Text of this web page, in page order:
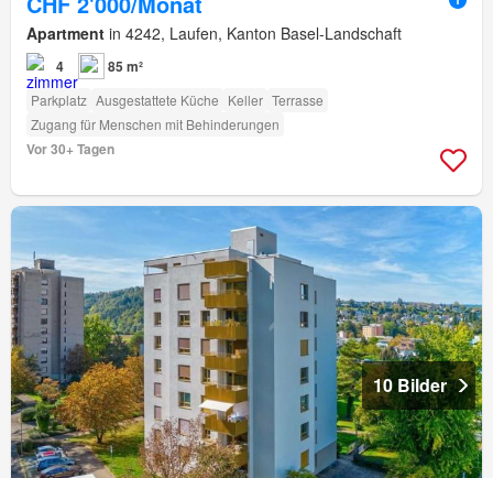
Apartment in 4242, Laufen, Kanton Basel-Landschaft
4 85 m²
Parkplatz Ausgestattete Küche Keller Terrasse
Zugang für Menschen mit Behinderungen
Vor 30+ Tagen
10 Bilder